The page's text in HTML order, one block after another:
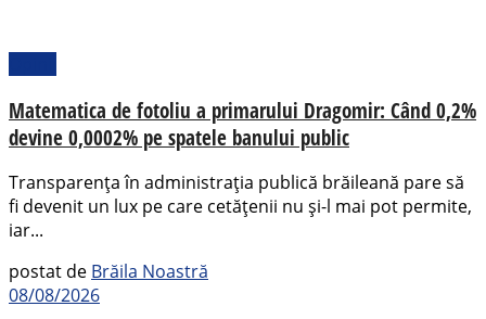
Matematica de fotoliu a primarului Dragomir: Când 0,2%
devine 0,0002% pe spatele banului public
Transparența în administrația publică brăileană pare să
fi devenit un lux pe care cetățenii nu și-l mai pot permite,
iar...
postat de Brăila Noastră
08/08/2026